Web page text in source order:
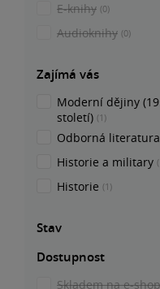
E-knihy (0)
Audioknihy (0)
Zajímá vás
Moderní dějiny
století) (1)
Odborná literatura
Historie a military
Historie (1)
Stav
Dostupnost
Skladem na e-